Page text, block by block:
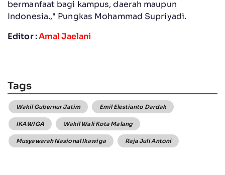
bermanfaat bagi kampus, daerah maupun
Indonesia.," Pungkas Mohammad Supriyadi.
Editor :Amal Jaelani
Tags
Wakil Gubernur Jatim Emil Elestianto Dardak
IKAWIGA Wakil Wali Kota Malang
Musyawarah Nasional Ikawiga Raja Juli Antoni